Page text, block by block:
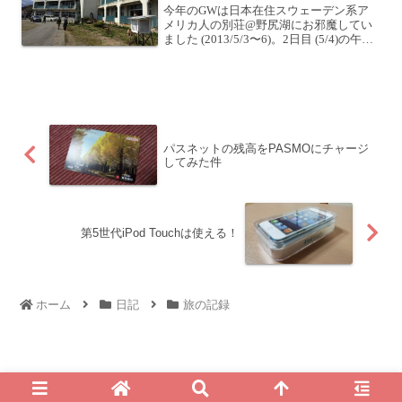
今年のGWは日本在住スウェーデン系ア
メリカ人の別荘@野尻湖にお邪魔してい
ました (2013/5/3〜6)。2日目 (5/4)の午後
パスネットの残高をPASMOにチャージ
してみた件
第5世代iPod Touchは使える！
ホーム 日記 旅の記録
© 2010 For My Own Life - 西村 純一 公式ブログ.